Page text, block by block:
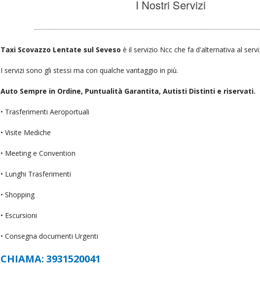
I Nostri Servizi
Taxi Scovazzo Lentate sul Sevesoè il servizio Ncc che fa d'alternativa al
I servizi sono gli stessi ma con qualche vantaggio in più.
Auto Sempre in Ordine, Puntualità Garantita, Autisti Distinti e riservati.
• Trasferimenti Aeroportuali
• Visite Mediche
• Meeting e Convention
• Lunghi Trasferimenti
• Shopping
• Escursioni
• Consegna documenti Urgenti
CHIAMA: 3931520041